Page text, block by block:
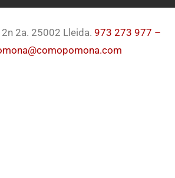
2a. 25002 Lleida. 973 273 977 –